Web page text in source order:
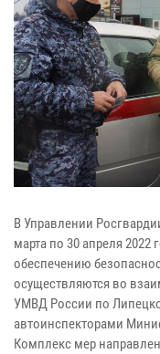
В Управлении
марта по 30 апреля 2022
обеспечению
осуществляются во
УМВД России по
автоинспекторами
Комплекс мер